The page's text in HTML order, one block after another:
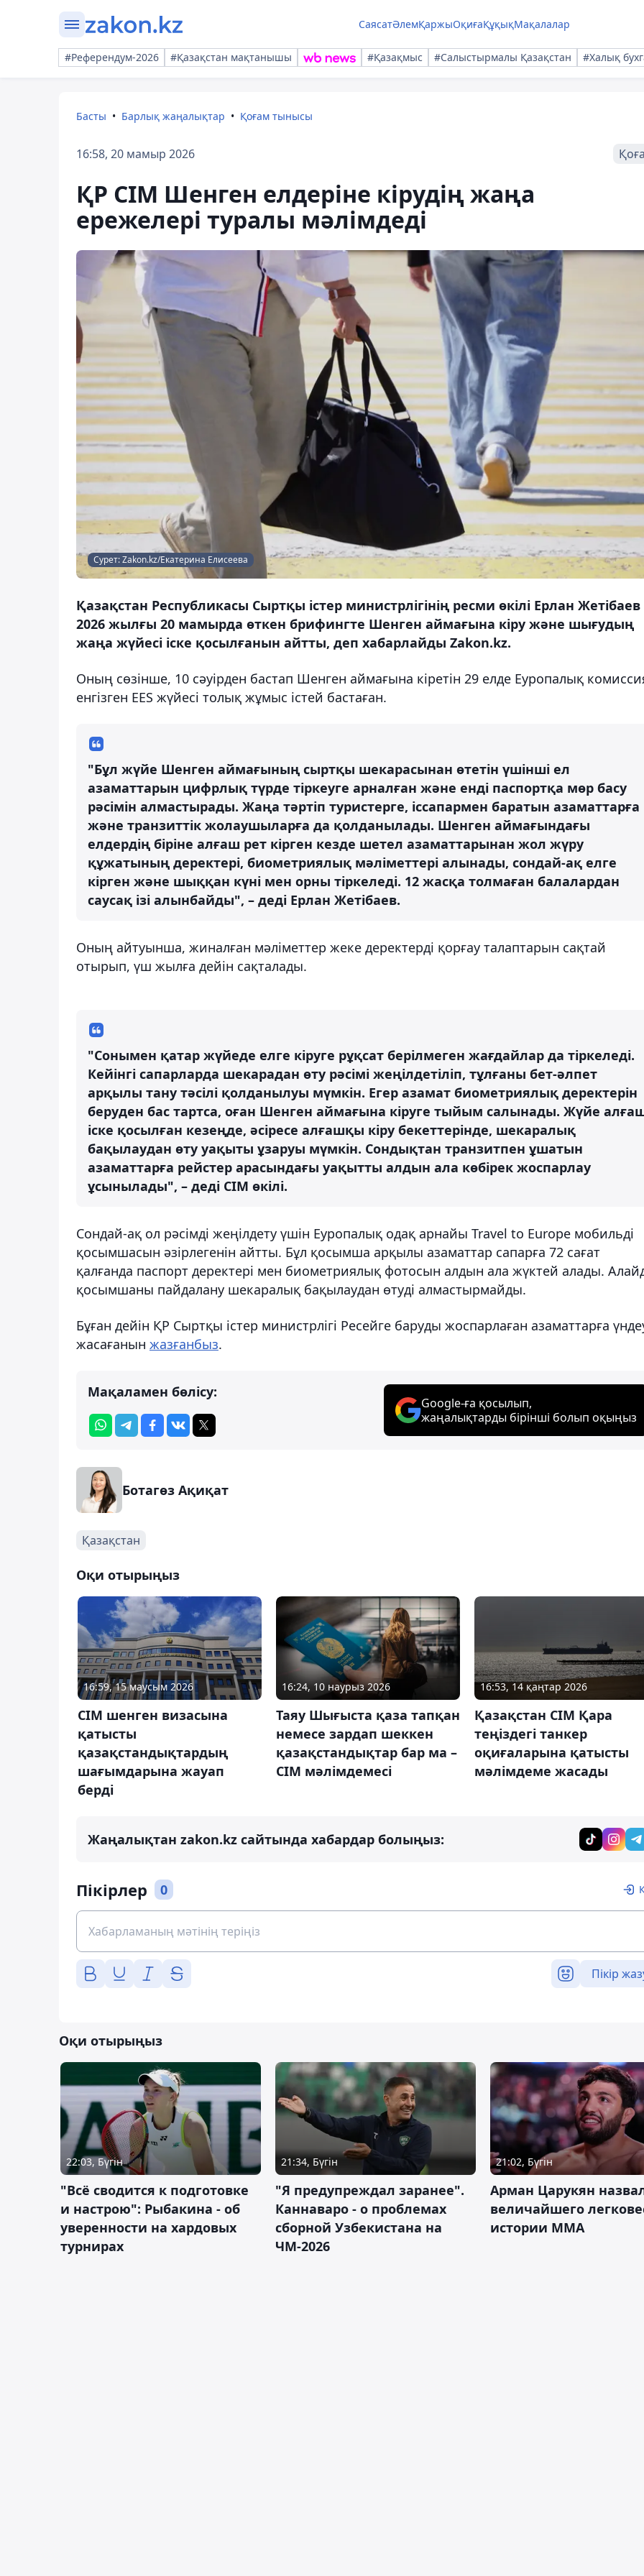
СаясатӘлемҚаржыОқиғаҚұқықМақалалар
#Референдум-2026 #Қазақстан мақтанышы #Қазақмыс #Салыстырмалы Қазақстан #Халық
Басты Барлық жаңалықтар Қоғам тынысы
16:58, 20 мамыр 2026
ҚР СІМ Шенген елдеріне кірудің жаңа
ережелері туралы мәлімдеді
Сурет: Zakon.kz/Екатерина Елисеева
Қазақстан Республикасы Сыртқы істер министрлігінің ресми өкілі Ерлан Жетібаев
2026 жылғы 20 мамырда өткен брифингте Шенген аймағына кіру және шығудың
жаңа жүйесі іске қосылғанын айтты, деп хабарлайды Zakon.kz.
Оның сөзінше, 10 сәуірден бастап Шенген аймағына кіретін 29 елде Еуропалық
енгізген EES жүйесі толық жұмыс істей бастаған.
"Бұл жүйе Шенген аймағының сыртқы шекарасынан өтетін үшінші ел
азаматтарын цифрлық түрде тіркеуге арналған және енді паспортқа мөр басу
рәсімін алмастырады. Жаңа тәртіп туристерге, іссапармен баратын азаматтарға
және транзиттік жолаушыларға да қолданылады. Шенген аймағындағы
елдердің біріне алғаш рет кірген кезде шетел азаматтарынан жол жүру
құжатының деректері, биометриялық мәліметтері алынады, сондай-ақ елге
кірген және шыққан күні мен орны тіркеледі. 12 жасқа толмаған балалардан
саусақ ізі алынбайды", – деді Ерлан Жетібаев.
Оның айтуынша, жиналған мәліметтер жеке деректерді қорғау талаптарын сақтай
отырып, үш жылға дейін сақталады.
"Сонымен қатар жүйеде елге кіруге рұқсат берілмеген жағдайлар да тіркеледі.
Кейінгі сапарларда шекарадан өту рәсімі жеңілдетіліп, тұлғаны бет-әлпет
арқылы тану тәсілі қолданылуы мүмкін. Егер азамат биометриялық деректерін
беруден бас тартса, оған Шенген аймағына кіруге тыйым салынады. Жүйе
іске қосылған кезеңде, әсіресе алғашқы кіру бекеттерінде, шекаралық
бақылаудан өту уақыты ұзаруы мүмкін. Сондықтан транзитпен ұшатын
азаматтарға рейстер арасындағы уақытты алдын ала көбірек жоспарлау
ұсынылады", – деді СІМ өкілі.
Сондай-ақ ол рәсімді жеңілдету үшін Еуропалық одақ арнайы Travel to Europe мобильді
қосымшасын әзірлегенін айтты. Бұл қосымша арқылы азаматтар сапарға 72 сағат
қалғанда паспорт деректері мен биометриялық фотосын алдын ала жүктей алады.
қосымшаны пайдалану шекаралық бақылаудан өтуді алмастырмайды.
Бұған дейін ҚР Сыртқы істер министрлігі Ресейге баруды жоспарлаған азаматтарға
жасағанын жазғанбыз.
Мақаламен бөлісу:
Google-ға қосылып,
жаңалықтарды бірінші болып оқыңыз
Ботагөз Ақиқат
Қазақстан
Оқи отырыңыз
16:59, 15 маусым 2026
СІМ шенген визасына
қатысты
қазақстандықтардың
шағымдарына жауап
берді
16:24, 10 наурыз 2026
Таяу Шығыста қаза тапқан
немесе зардап шеккен
қазақстандықтар бар ма –
СІМ мәлімдемесі
16:53, 14 қаңтар 2026
Қазақстан СІМ Қара
теңіздегі танкер
оқиғаларына қатысты
мәлімдеме жасады
Жаңалықтан zakon.kz сайтында хабардар болыңыз:
Пікірлер 0
Пікір
Оқи отырыңыз
22:03, Бүгін
"Всё сводится к подготовке
и настрою": Рыбакина - об
уверенности на хардовых
турнирах
21:34, Бүгін
"Я предупреждал заранее".
Каннаваро - о проблемах
сборной Узбекистана на
ЧМ-2026
21:02, Бүгін
Арман Царукян
величайшего
истории ММА